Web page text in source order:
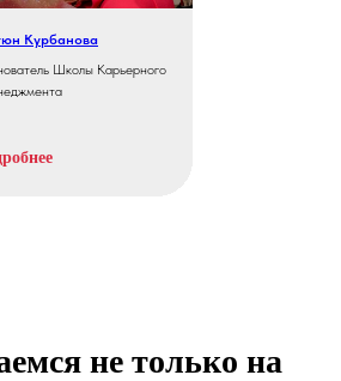
Курбанова
Школы Карьерного
не только на